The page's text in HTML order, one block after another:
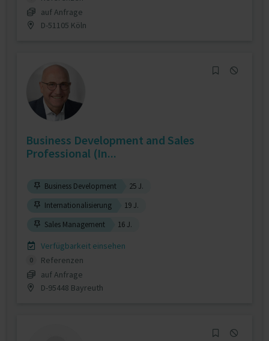
auf Anfrage
D-51105 Köln
Business Development and Sales
Professional (In...
Business Development
25 J.
Internationalisierung
19 J.
Sales Management
16 J.
Verfügbarkeit einsehen
0
Referenzen
auf Anfrage
D-95448 Bayreuth